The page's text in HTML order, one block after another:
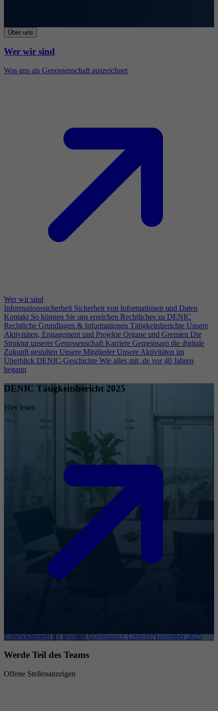
Über uns
Wer wir sind
Was uns als Genossenschaft auszeichnet
Wer wir sind
Informationssicherheit Sicherheit von Informationen und Daten
Kontakt So können Sie uns erreichen Rechtliches zu DENIC
Rechtliche Grundlagen & Informationen Tätigkeitsberichte Unsere
Aktivitäten, Engagement und Projekte Organe und Gremien Die
Struktur unserer Genossenschaft Karriere Gemeinsam die digitale
Zukunft gestalten Unsere Mitglieder Unsere Aktivitäten im
Überblick DENIC-Geschichte Wie alles mit .de vor 40 Jahren
begann
DENIC Tätigkeitsbericht 2025
Hier lesen
Entwicklungen im Internet Governance Umfeld November 2025
Werde Teil des Teams
Offene Stellenanzeigen